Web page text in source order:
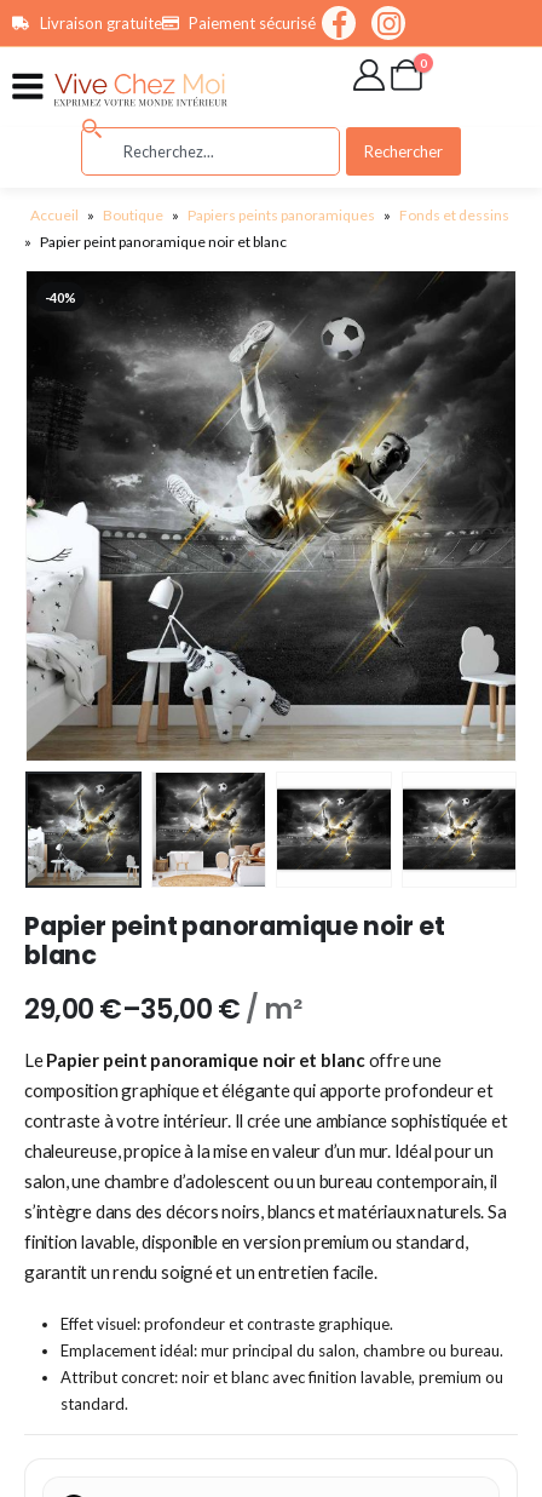
principalLivraison gratuite Paiement sécurisé
0
Rechercher
Accueil » Boutique » Papiers peints panoramiques » Fonds et dessins
» Papier peint panoramique noir et blanc
-40%
Papier peint panoramique noir et
blanc
29,00€–35,00€/ m²
LePapier peint panoramique noir et blancoffre une
composition graphique et élégante qui apporte profondeur et
contraste à votre intérieur. Il crée une ambiance sophistiquée et
chaleureuse, propice à la mise en valeur d’un mur. Idéal pour un
salon, une chambre d’adolescent ou un bureau contemporain, il
s’intègre dans des décors noirs, blancs et matériaux naturels. Sa
finition lavable, disponible en version premium ou standard,
garantit un rendu soigné et un entretien facile.
Effet visuel: profondeur et contraste graphique.
Emplacement idéal: mur principal du salon, chambre ou bureau.
Attribut concret: noir et blanc avec finition lavable, premium ou
standard.